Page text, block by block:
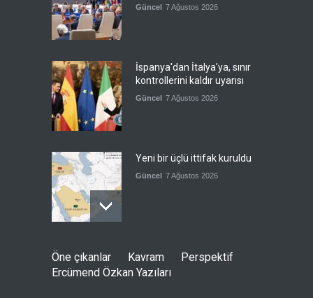
Güncel 7 Ağustos 2026
İspanya'dan İtalya'ya, sınır
kontrollerini kaldır uyarısı
Güncel 7 Ağustos 2026
Yeni bir üçlü ittifak kuruldu
Güncel 7 Ağustos 2026
Fransa'nın sosyal medyaya
yasak talebine ABD'den sert
cevap
Öne çıkanlar Kavram
Perspektif
Ercümend Özkan Yazıları